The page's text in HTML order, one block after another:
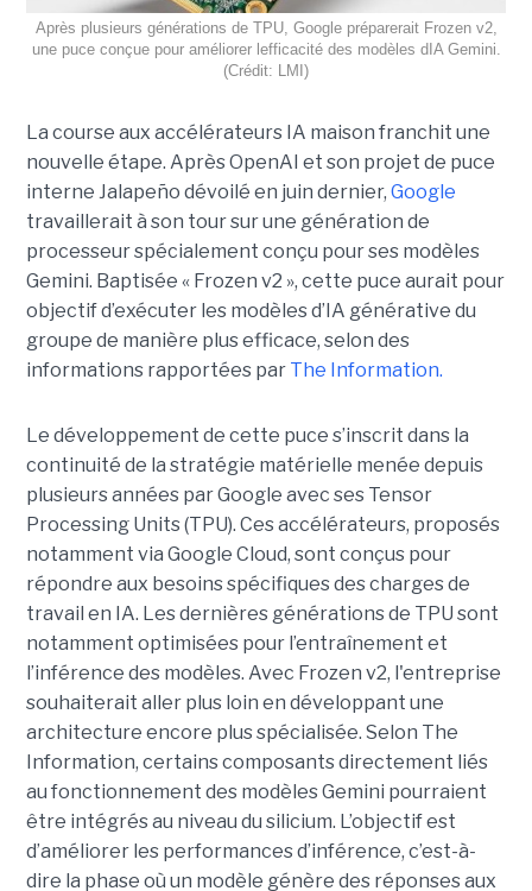
Après plusieurs générations de TPU, Google préparerait Frozen v2,
une puce conçue pour améliorer lefficacité des modèles dIA Gemini.
(Crédit: LMI)
La course aux accélérateurs IA maison franchit une
nouvelle étape. Après OpenAI et son projet de puce
interne Jalapeño dévoilé en juin dernier, Google
travaillerait à son tour sur une génération de
processeur spécialement conçu pour ses modèles
Gemini. Baptisée « Frozen v2 », cette puce aurait pour
objectif d’exécuter les modèles d’IA générative du
groupe de manière plus efficace, selon des
informations rapportées par The Information.
Le développement de cette puce s’inscrit dans la
continuité de la stratégie matérielle menée depuis
plusieurs années par Google avec ses Tensor
Processing Units (TPU). Ces accélérateurs, proposés
notamment via Google Cloud, sont conçus pour
répondre aux besoins spécifiques des charges de
travail en IA. Les dernières générations de TPU sont
notamment optimisées pour l’entraînement et
l’inférence des modèles. Avec Frozen v2, l'entreprise
souhaiterait aller plus loin en développant une
architecture encore plus spécialisée. Selon The
Information, certains composants directement liés
au fonctionnement des modèles Gemini pourraient
être intégrés au niveau du silicium. L’objectif est
d’améliorer les performances d’inférence, c’est-à-
dire la phase où un modèle génère des réponses aux